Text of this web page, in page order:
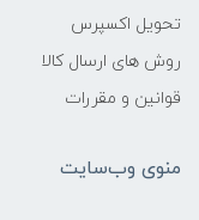
تحویل اکسپرس
روش های ارسال کالا
قوانین و مقررات
منوی وب‌سایت